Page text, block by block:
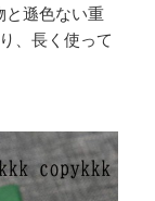
と遜色ない重
、長く使って